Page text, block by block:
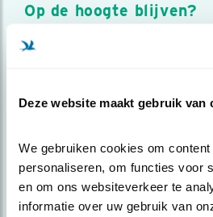
Deze website maakt gebruik van
We gebruiken cookies om
personaliseren, om functies voor
en om ons websiteverkeer te
informatie over uw gebruik van
Op de hoogte blijven?
Meld je aan en ontvang nieuws,
over vogels en activiteiten van